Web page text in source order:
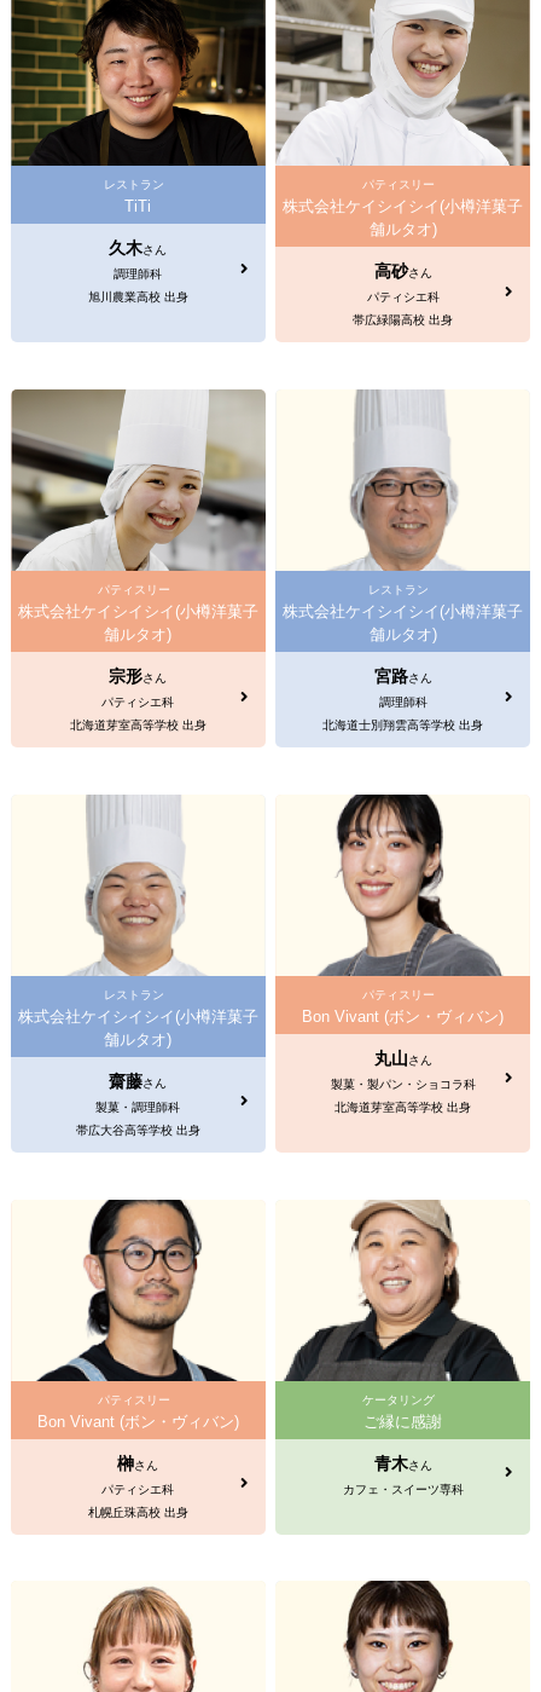
レストラン
TiTi
久木さん
調理師科
旭川農業高校 出身
パティスリー
株式会社ケイシイシイ(小樽洋菓子
舗ルタオ)
高砂さん
パティシエ科
帯広緑陽高校 出身
パティスリー
株式会社ケイシイシイ(小樽洋菓子
舗ルタオ)
宗形さん
パティシエ科
北海道芽室高等学校 出身
レストラン
株式会社ケイシイシイ(小樽洋菓子
舗ルタオ)
宮路さん
調理師科
北海道士別翔雲高等学校 出身
レストラン
株式会社ケイシイシイ(小樽洋菓子
舗ルタオ)
齋藤さん
製菓・調理師科
帯広大谷高等学校 出身
パティスリー
Bon Vivant (ボン・ヴィバン)
丸山さん
製菓・製パン・ショコラ科
北海道芽室高等学校 出身
パティスリー
Bon Vivant (ボン・ヴィバン)
榊さん
パティシエ科
札幌丘珠高校 出身
ケータリング
ご縁に感謝
青木さん
カフェ・スイーツ専科